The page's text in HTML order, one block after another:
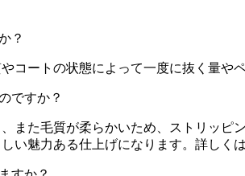
？
コートの状態によって一度に抜く量や
ですか？
また毛質が柔らかいため、ストリッピ
い魅力ある仕上げになります。詳しく